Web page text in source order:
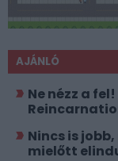
AJÁNLÓ
Ne nézz a
Nincs is
mielőtt